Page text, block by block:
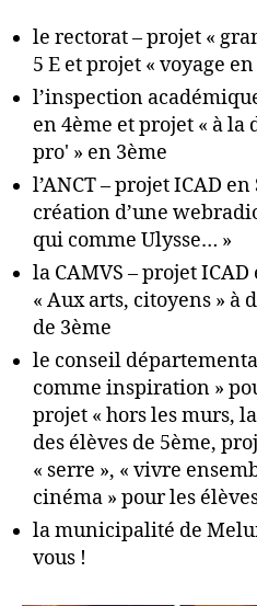
le rectorat – projet «
5 E et projet « voyage
l’inspection
en 4ème et projet « à la
pro' » en 3ème
l’ANCT – projet ICAD
création d’une
qui comme Ulysse… »
la CAMVS – projet ICAD
« Aux arts, citoyens » à
de 3ème
le conseil
comme inspiration »
projet « hors les murs,
des élèves de 5ème,
« serre », « vivre
cinéma » pour les
la municipalité de
vous !